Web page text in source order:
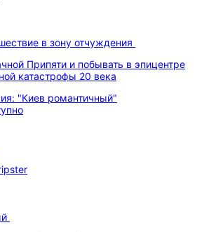
в зону отчуждения
Припяти и побывать в эпицентре
катастрофы 20 века